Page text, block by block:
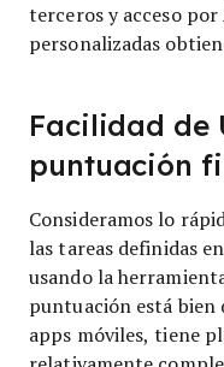
terceros y acceso
personalizadas
Facilidad de
puntuación
Consideramos lo
las tareas definidas
usando la
puntuación está bien
apps móviles, tiene